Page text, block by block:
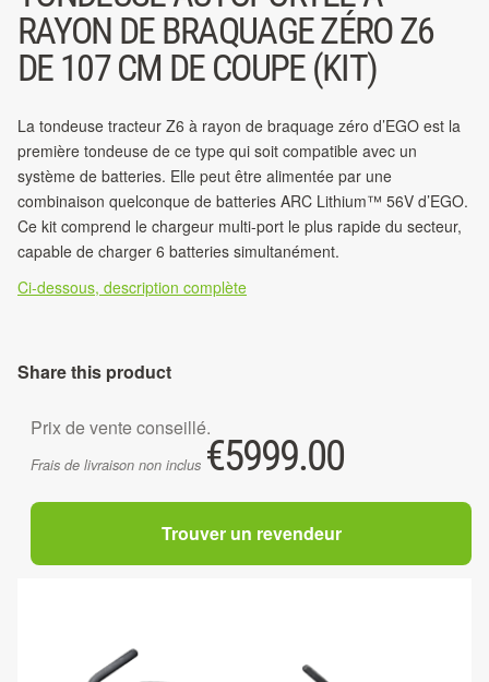
RAYON DE BRAQUAGE ZÉRO Z6
DE 107 CM DE COUPE (KIT)
La tondeuse tracteur Z6 à rayon de braquage zéro d’EGO est la
première tondeuse de ce type qui soit compatible avec un
système de batteries. Elle peut être alimentée par une
combinaison quelconque de batteries ARC Lithium™ 56V d’EGO.
Ce kit comprend le chargeur multi-port le plus rapide du secteur,
capable de charger 6 batteries simultanément.
Ci-dessous, description complète
Share this product
Prix de vente conseillé.
Frais de livraison non inclus €5999.00
Trouver un revendeur